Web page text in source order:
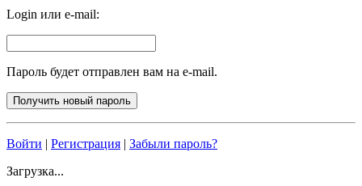
Login или e-mail:
Пароль будет отправлен вам на e-mail.
Войти | Регистрация | Забыли пароль?
Загрузка...